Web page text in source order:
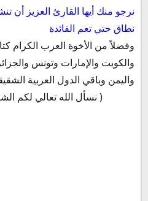
نرجو منك أيها القارئ العزيز أن
نطاق حتي تعم الفائدة
وفضلاً من الأخوة العرب الكرام
والكويت والإمارات وتونس
واليمن وباقي الدول العربية
( نسأل الله تعالي لكم